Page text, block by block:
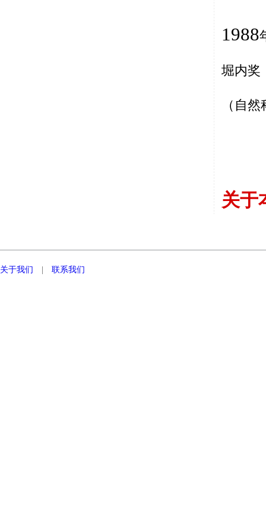
1988
堀内奖
（自
关于
关于我们 联系我们